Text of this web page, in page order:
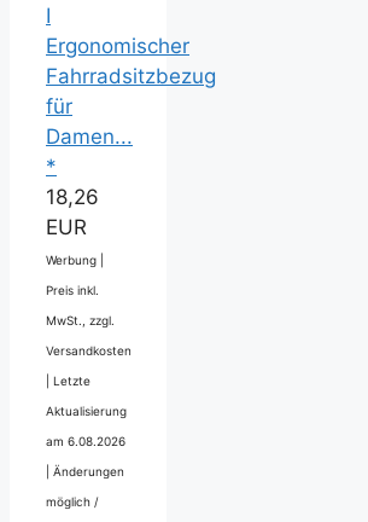
I
Ergonomischer
Fahrradsitzbezug
für
Damen...
*
18,26
EUR
Werbung |
Preis inkl.
MwSt., zzgl.
Versandkosten
Letzte
Aktualisierung
am 6.08.2026
Änderungen
möglich /